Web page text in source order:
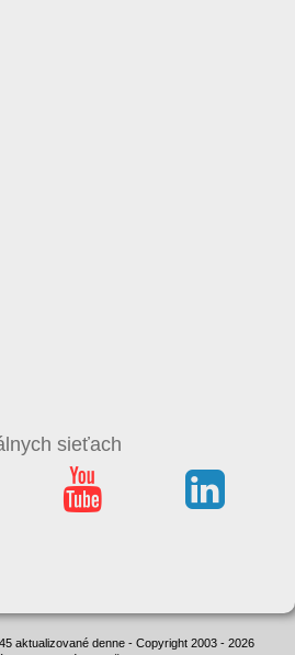
sieťach
aktualizované denne - Copyright 2003 - 2026